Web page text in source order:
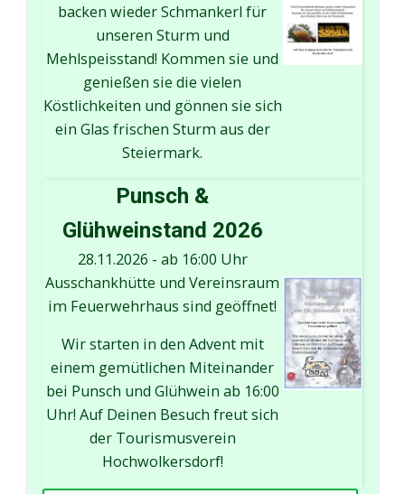
backen wieder Schmankerl für
unseren Sturm und
Mehlspeisstand! Kommen sie und
genießen sie die vielen
Köstlichkeiten und gönnen sie sich
ein Glas frischen Sturm aus der
Steiermark.
Punsch &
Glühweinstand 2026
28.11.2026 - ab 16:00 Uhr
Ausschankhütte und Vereinsraum
im Feuerwehrhaus sind geöffnet!
Wir starten in den Advent mit
einem gemütlichen Miteinander
bei Punsch und Glühwein ab 16:00
Uhr! Auf Deinen Besuch freut sich
der Tourismusverein
Hochwolkersdorf!